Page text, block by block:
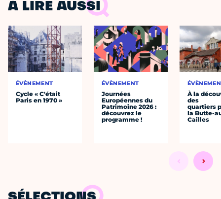
À LIRE AUSSI
ÉVÈNEMENT
Cycle « C'était
Paris en 1970 »
ÉVÈNEMENT
Journées
Européennes du
Patrimoine 2026 :
découvrez le
programme !
À la
des
quartiers
la Butte-
Cailles